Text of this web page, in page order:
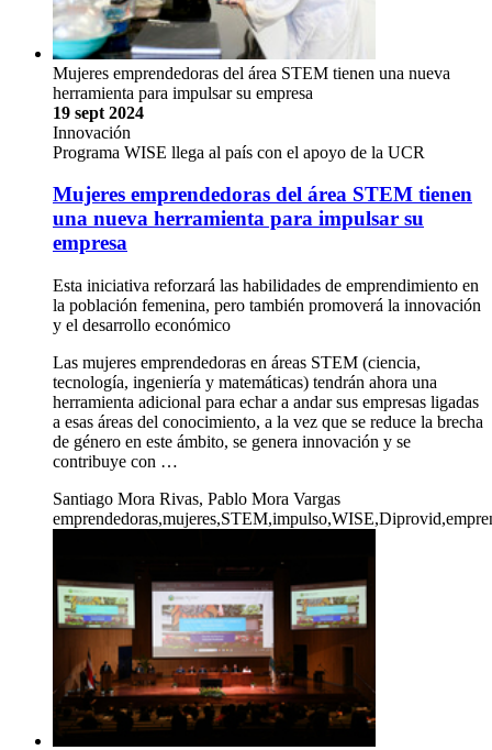
Mujeres emprendedoras del área STEM tienen una nueva
herramienta para impulsar su empresa
19 sept 2024
Innovación
Programa WISE llega al país con el apoyo de la UCR
Mujeres emprendedoras del área STEM tienen
una nueva herramienta para impulsar su
empresa
Esta iniciativa reforzará las habilidades de emprendimiento en
la población femenina, pero también promoverá la innovación
y el desarrollo económico
Las mujeres emprendedoras en áreas STEM (ciencia,
tecnología, ingeniería y matemáticas) tendrán ahora una
herramienta adicional para echar a andar sus empresas ligadas
a esas áreas del conocimiento, a la vez que se reduce la brecha
de género en este ámbito, se genera innovación y se
contribuye con …
Santiago Mora Rivas, Pablo Mora Vargas